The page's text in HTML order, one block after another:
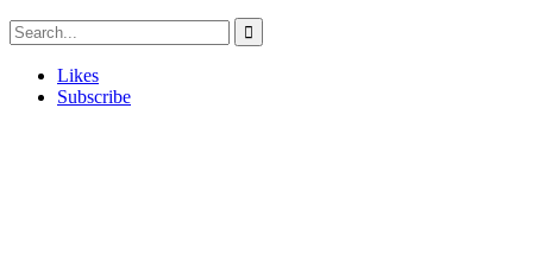
Likes
Subscribe